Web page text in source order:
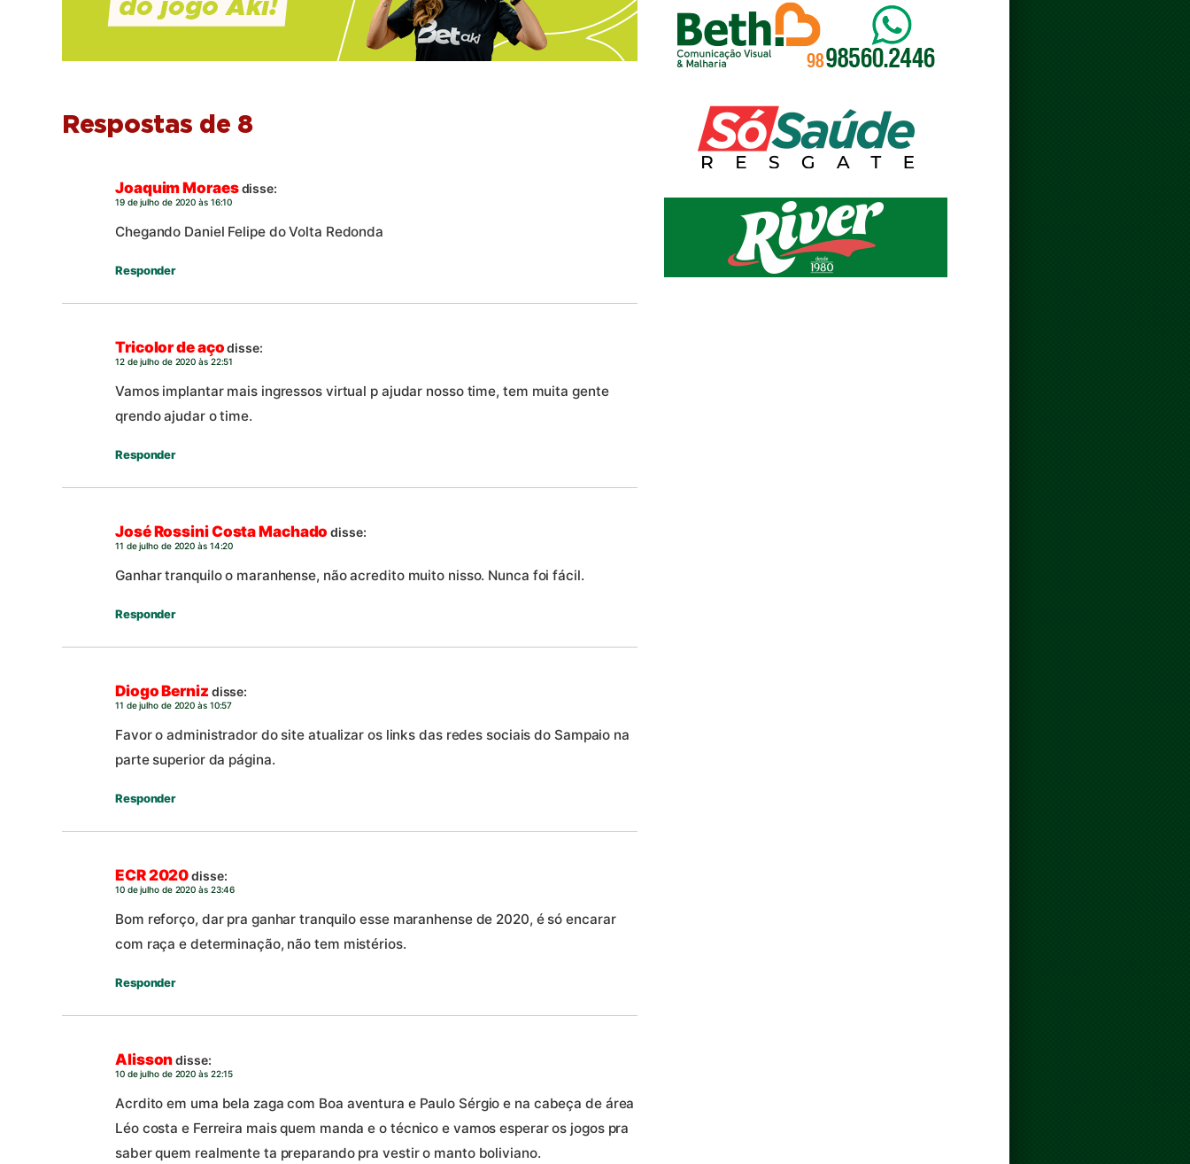
Respostas de 8
Joaquim Moraesdisse:
19 de julho de 2020 às 16:10
Chegando Daniel Felipe do Volta Redonda
Responder
Tricolor de aço disse:
12 de julho de 2020 às 22:51
Vamos implantar mais ingressos virtual p ajudar nosso time, tem muita gente
qrendo ajudar o time.
Responder
José Rossini Costa Machado disse:
11 de julho de 2020 às 14:20
Ganhar tranquilo o maranhense, não acredito muito nisso. Nunca foi fácil.
Responder
Diogo Berniz disse:
11 de julho de 2020 às 10:57
Favor o administrador do site atualizar os links das redes sociais do Sampaio na
parte superior da página.
Responder
ECR 2020disse:
10 de julho de 2020 às 23:46
Bom reforço, dar pra ganhar tranquilo esse maranhense de 2020, é só encarar
com raça e determinação, não tem mistérios.
Responder
Alissondisse:
10 de julho de 2020 às 22:15
Acrdito em uma bela zaga com Boa aventura e Paulo Sérgio e na cabeça de área
Léo costa e Ferreira mais quem manda e o técnico e vamos esperar os jogos pra
saber quem realmente ta preparando pra vestir o manto boliviano.